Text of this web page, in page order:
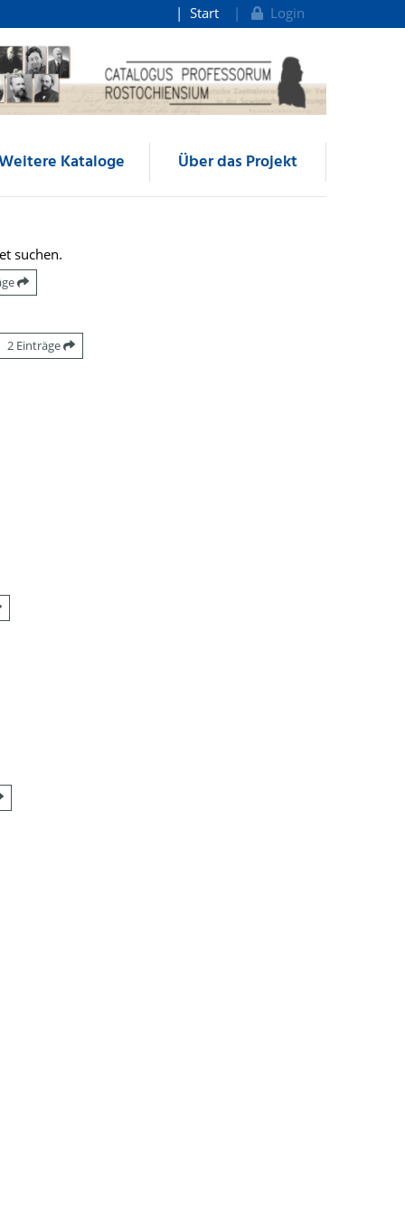
Start Login
Kataloge Über das Projekt
suchen.
2 Einträge